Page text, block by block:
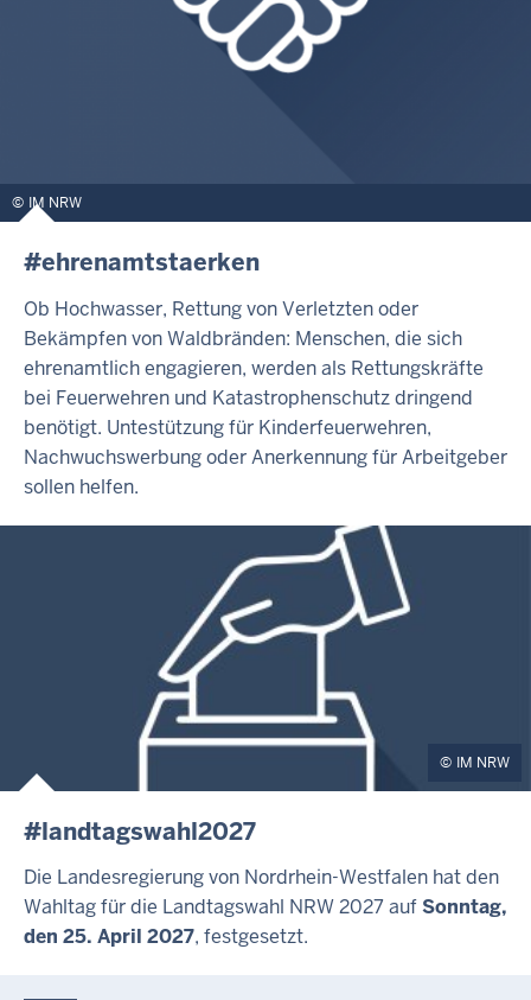
IM NRW
#ehrenamtstaerken
Ob Hochwasser, Rettung von Verletzten oder
Bekämpfen von Waldbränden: Menschen, die sich
ehrenamtlich engagieren, werden als Rettungskräfte
bei Feuerwehren und Katastrophenschutz dringend
benötigt. Untestützung für Kinderfeuerwehren,
Nachwuchswerbung oder Anerkennung für Arbeitgeber
sollen helfen.
IM NRW
#landtagswahl2027
Die Landesregierung von Nordrhein-Westfalen hat den
Wahltag für die Landtagswahl NRW 2027 aufSonntag,
den 25. April 2027, festgesetzt.